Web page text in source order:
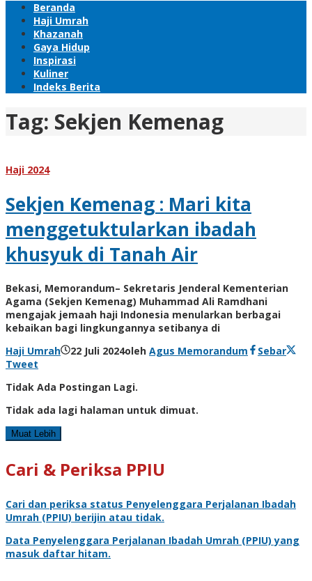
Beranda
Haji Umrah
Khazanah
Gaya Hidup
Inspirasi
Kuliner
Indeks Berita
Tag: Sekjen Kemenag
Haji 2024
Sekjen Kemenag : Mari kita
menggetuktularkan ibadah
khusyuk di Tanah Air
Bekasi, Memorandum– Sekretaris Jenderal Kementerian
Agama (Sekjen Kemenag) Muhammad Ali Ramdhani
mengajak jemaah haji Indonesia menularkan berbagai
kebaikan bagi lingkungannya setibanya di
Haji Umrah
22 Juli 2024oleh Agus Memorandum
Sebar
Tweet
Tidak Ada Postingan Lagi.
Tidak ada lagi halaman untuk dimuat.
Muat Lebih
Cari & Periksa PPIU
Cari dan periksa status Penyelenggara Perjalanan Ibadah
Umrah (PPIU) berijin atau tidak.
Data Penyelenggara Perjalanan Ibadah Umrah (PPIU) yang
masuk daftar hitam.